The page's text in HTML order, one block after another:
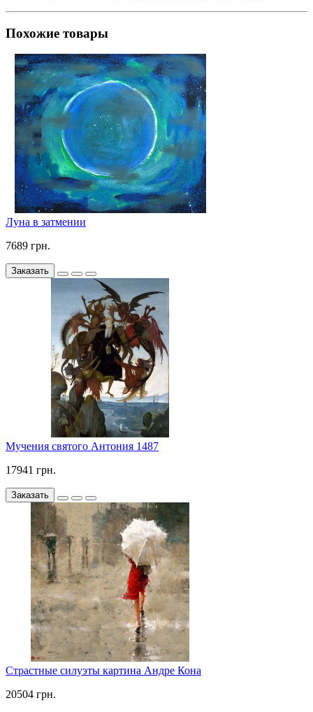
Похожие товары
Луна в затмении
7689 грн.
Заказать
Мучения святого Антония 1487
17941 грн.
Заказать
Страстные силуэты картина Андре Кона
20504 грн.